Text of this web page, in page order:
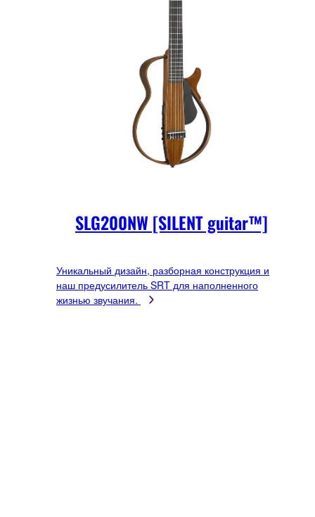
SLG200NW [SILENT guitar™]
Уникальный дизайн, разборная конструкция и
наш предусилитель SRT для наполненного
жизнью звучания.